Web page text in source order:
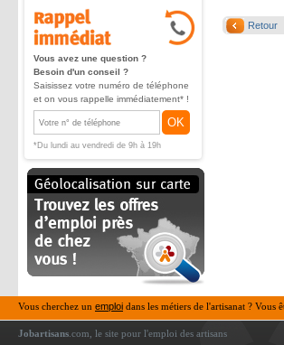
Vous avez une question ?
Besoin d'un conseil ?
Saisissez votre numéro de téléphone
et on vous rappelle immédiatement* !
OK
*Du lundi au vendredi de 9h à 19h
Retour
Vous cherchez un emploi dans les métiers de l'artisanat ? Vous
Jobartisans .com, le site pour l'emploi des artisans